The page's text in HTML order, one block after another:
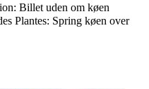
Billet uden om køen
Plantes: Spring køen over